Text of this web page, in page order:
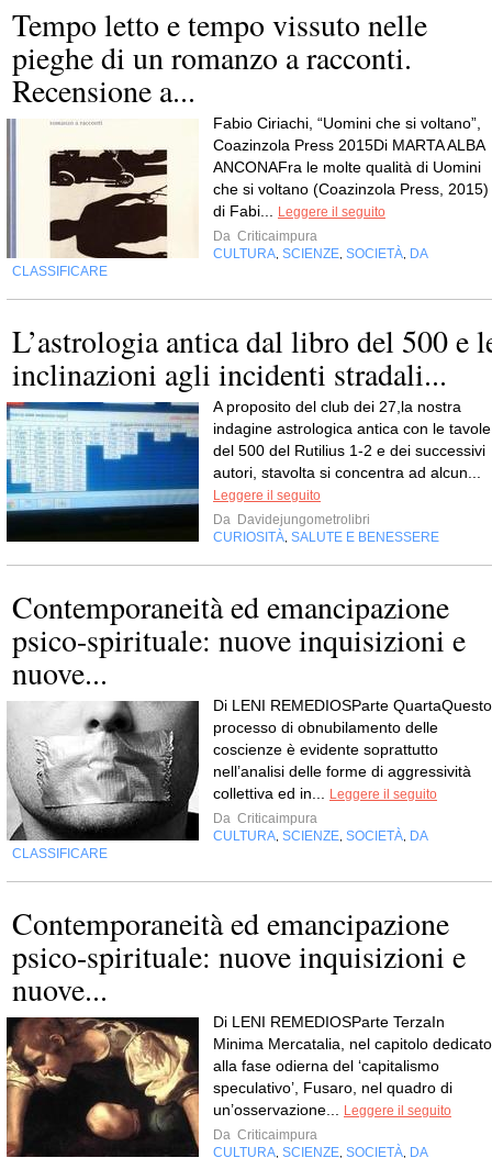
Tempo letto e tempo vissuto nelle
pieghe di un romanzo a racconti.
Recensione a...
Fabio Ciriachi, “Uomini che si voltano”,
Coazinzola Press 2015Di MARTA ALBA
ANCONAFra le molte qualità di Uomini
che si voltano (Coazinzola Press, 2015)
di Fabi...
Leggere il seguito
Da Criticaimpura
CULTURA SCIENZE SOCIETÀ DA
CLASSIFICARE
L’astrologia antica dal libro del 500 e
inclinazioni agli incidenti stradali...
A proposito del club dei 27,la nostra
indagine astrologica antica con le tavole
del 500 del Rutilius 1-2 e dei successivi
autori, stavolta si concentra ad alcun...
Leggere il seguito
Da Davidejungometrolibri
CURIOSITÀ SALUTE E BENESSERE
Contemporaneità ed emancipazione
psico-spirituale: nuove inquisizioni e
nuove...
Di LENI REMEDIOSParte QuartaQuesto
processo di obnubilamento delle
coscienze è evidente soprattutto
nell’analisi delle forme di aggressività
collettiva ed in...
Leggere il seguito
Da Criticaimpura
CULTURA SCIENZE SOCIETÀ DA
CLASSIFICARE
Contemporaneità ed emancipazione
psico-spirituale: nuove inquisizioni e
nuove...
Di LENI REMEDIOSParte TerzaIn
Minima Mercatalia, nel capitolo dedicato
alla fase odierna del ‘capitalismo
speculativo’, Fusaro, nel quadro di
un’osservazione...
Leggere il seguito
Da Criticaimpura
CULTURA SCIENZE SOCIETÀ DA